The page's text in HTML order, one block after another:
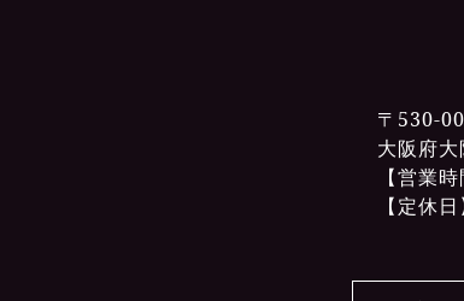
〒530-
大阪府
【営業
【定休